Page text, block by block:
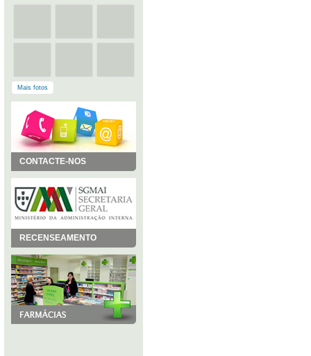
Mais fotos
CONTACTE-NOS
RECENSEAMENTO